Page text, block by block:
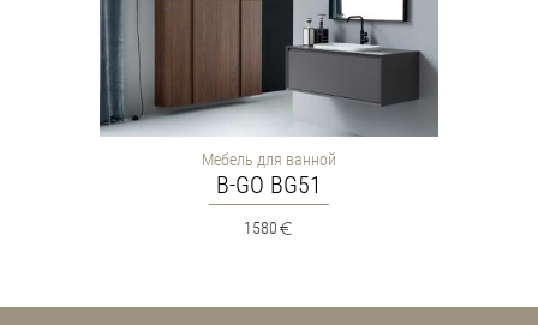
Мебель для ванной
B-GO BG51
1580